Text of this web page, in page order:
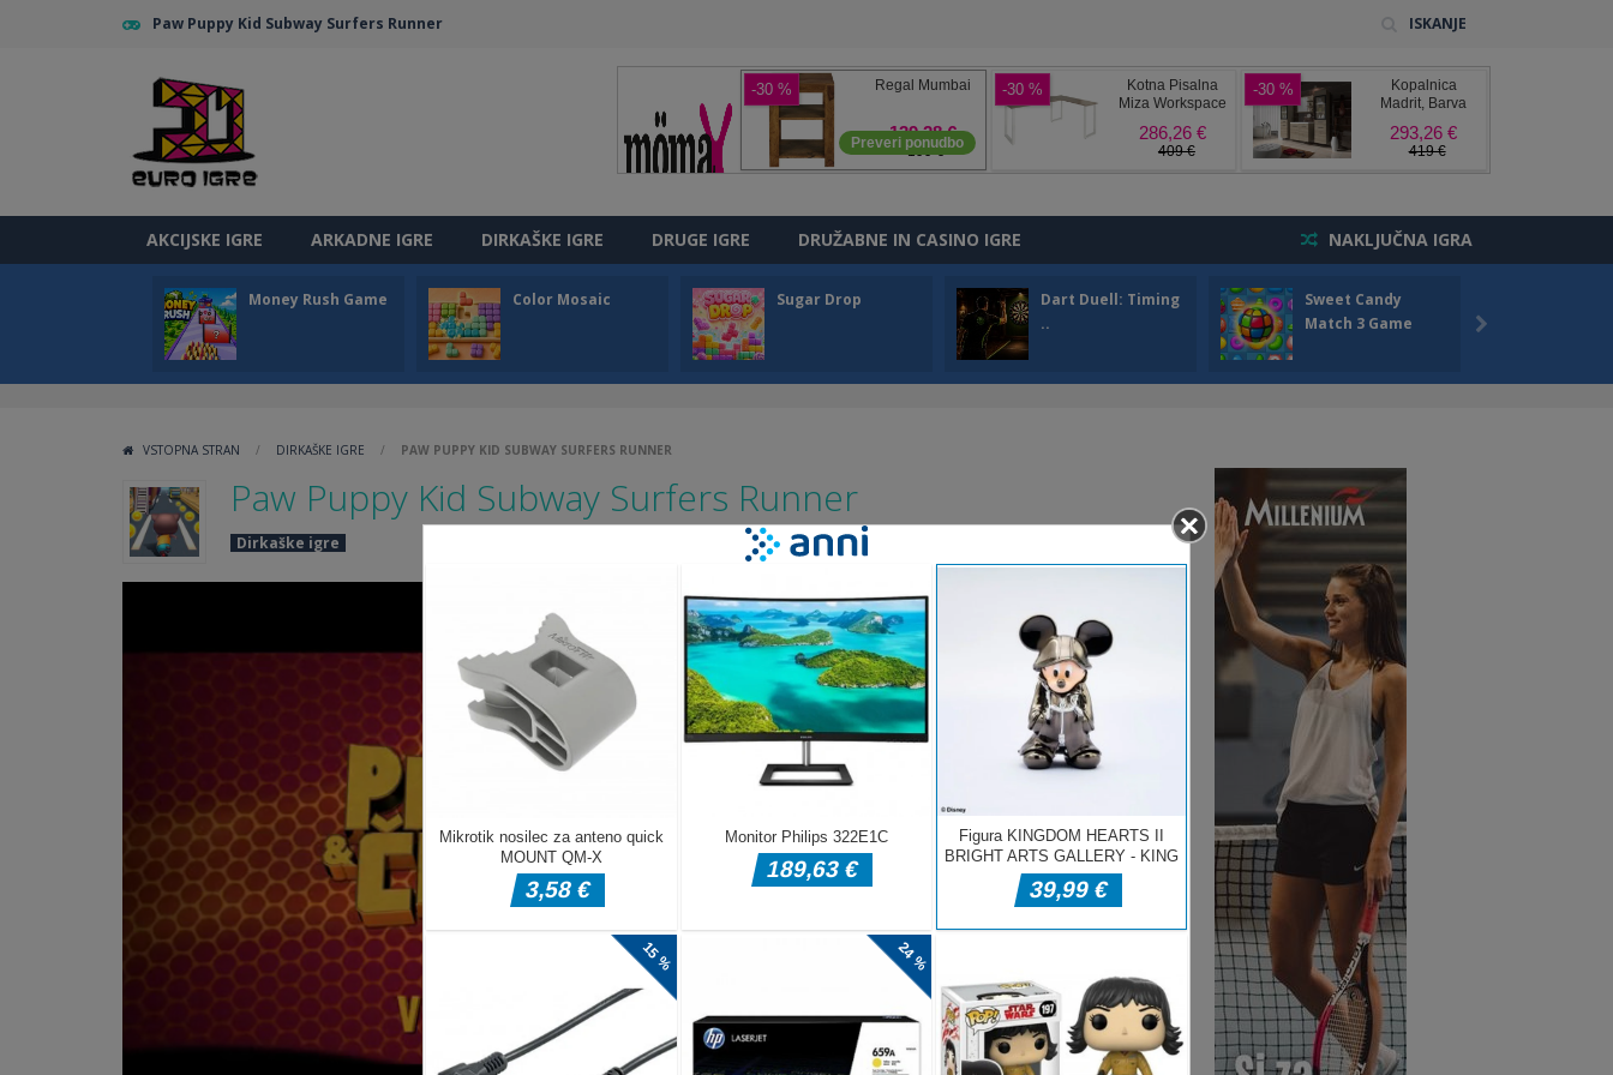
Paw Puppy Kid Subway Surfers Runner ISKANJE
AKCIJSKE IGRE ARKADNE IGRE DIRKAŠKE IGRE DRUGE IGRE DRUŽABNE IN CASINO IGRE NAKLJUČNA IGRA
Money Rush Game Color Mosaic Sugar Drop
Dart Duell: Timing
..
Sweet Candy
Match 3 Game

VSTOPNA STRAN / DIRKAŠKE IGRE / PAW PUPPY KID SUBWAY SURFERS RUNNER
Paw Puppy Kid Subway Surfers Runner
Dirkaške igre